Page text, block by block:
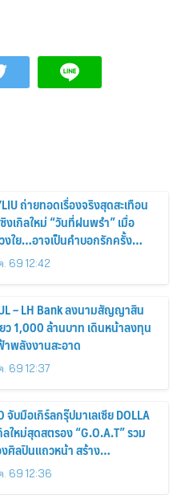
ถ่ายทอดเรื่องจริงสุดสะเทือน
งเกิลใหม่ “วันที่ฝนพรำ” เมื่อ
งใย…อาจเป็นคำบอกรักครั้ง
. 69 12:42
– LH Bank ลงนามสัญญาสิน
ยว 1,000 ล้านบาท เดินหน้าลงทุน
าพลังงานสะอาด
. 69 12:37
จับมือเกิร์ลกรุ๊ปมาเลเซีย DOLLA
ใหม่สุดสตรอง “G.O.A.T” รวม
ศิลปินแถวหน้า สร้าง
รณ์ใหม่แห่งวงการเพลงอาเซียน
. 69 12:36